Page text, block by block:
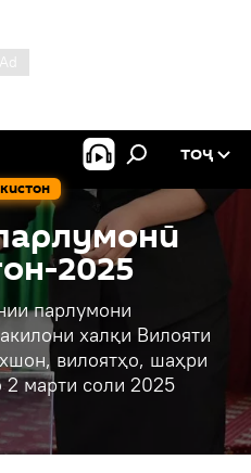
ТОҶ
2025
парлумони
халқи Вилояти
вилоятҳо, шаҳри
марти соли 2025